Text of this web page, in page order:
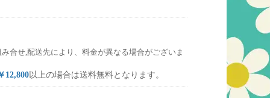
合せ,配送先により、料金が異なる場合がございま
12,800以上の場合は送料無料となります。